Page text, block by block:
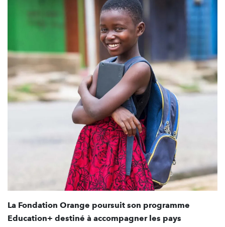
La Fondation Orange poursuit son programme
Education+ destiné à accompagner les pays